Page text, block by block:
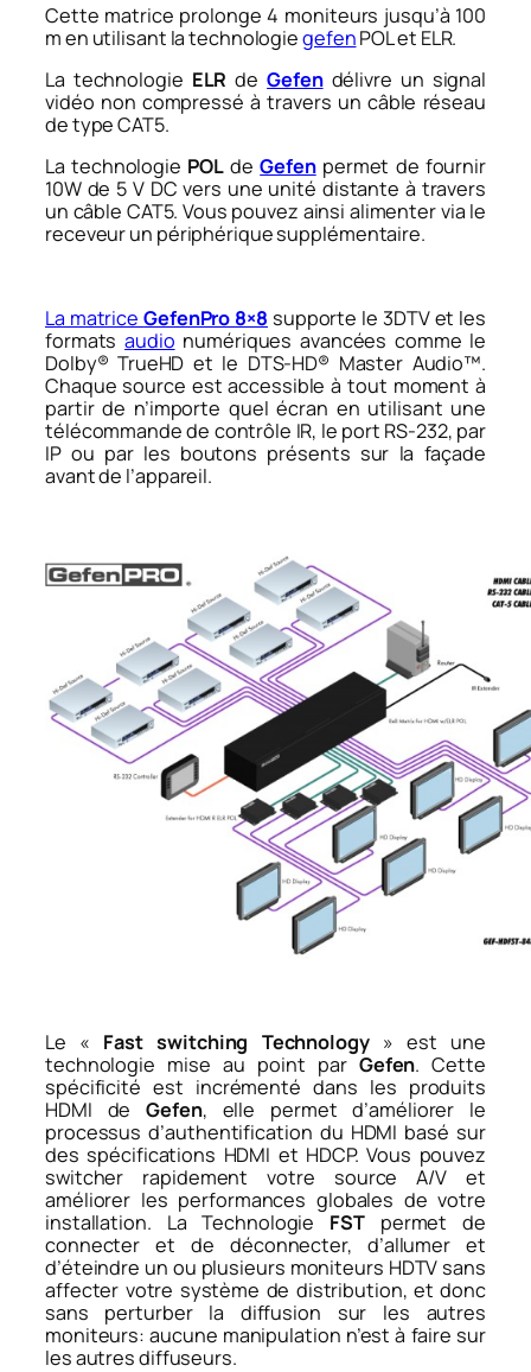
Cette matrice prolonge 4 moniteurs jusqu’à 100
m en utilisant la technologiegefenPOL et ELR.
La technologie ELR deGefendélivre un signal
vidéo non compressé à travers un câble réseau
de type CAT5.
La technologie POLdeGefen permet de fournir
10W de 5 V DC vers une unité distante à travers
un câble CAT5. Vous pouvez ainsi alimenter via le
receveur un périphérique supplémentaire.
La matriceGefenPro 8×8 supporte le 3DTV et les
formatsaudio numériques avancées comme le
Dolby® TrueHD et le DTS-HD® Master Audio™.
Chaque source est accessible à tout moment à
partir de n’importe quel écran en utilisant une
télécommande de contrôle IR, le port RS-232, par
IP ou par les boutons présents sur la façade
avant de l’appareil.
Le « Fast switching Technology» est une
technologie mise au point par Gefen. Cette
spécificité est incrémenté dans les produits
HDMI deGefen, elle permet d’améliorer le
processus d’authentification du HDMI basé sur
des spécifications HDMI et HDCP. Vous pouvez
switcher rapidement votre source A/V et
améliorer les performances globales de votre
installation. La Technologie FST permet de
connecter et de déconnecter, d’allumer et
d’éteindre un ou plusieurs moniteurs HDTV sans
affecter votre système de distribution, et donc
sans perturber la diffusion sur les autres
moniteurs: aucune manipulation n’est à faire sur
les autres diffuseurs.